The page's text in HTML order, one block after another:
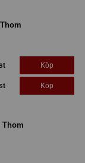
Köp
Köp
Thom